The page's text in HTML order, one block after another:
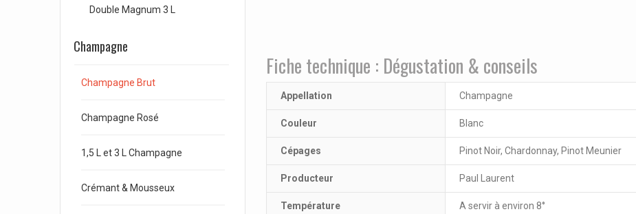
Double Magnum 3 L
Champagne
Champagne Brut
Champagne Rosé
1,5 L et 3 L Champagne
Crémant & Mousseux
Fiche technique : Dégustation & conseils
Appellation Champagne
Couleur Blanc
Cépages Pinot Noir, Chardonnay, Pinot Meunier
Producteur Paul Laurent
Température A servir à environ 8°